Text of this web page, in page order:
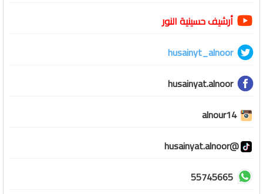
أرشيف حسينية النور
husainyt_alnoor
husainyat.alnoor
alnour14
@husainyat.alnoor
55745665